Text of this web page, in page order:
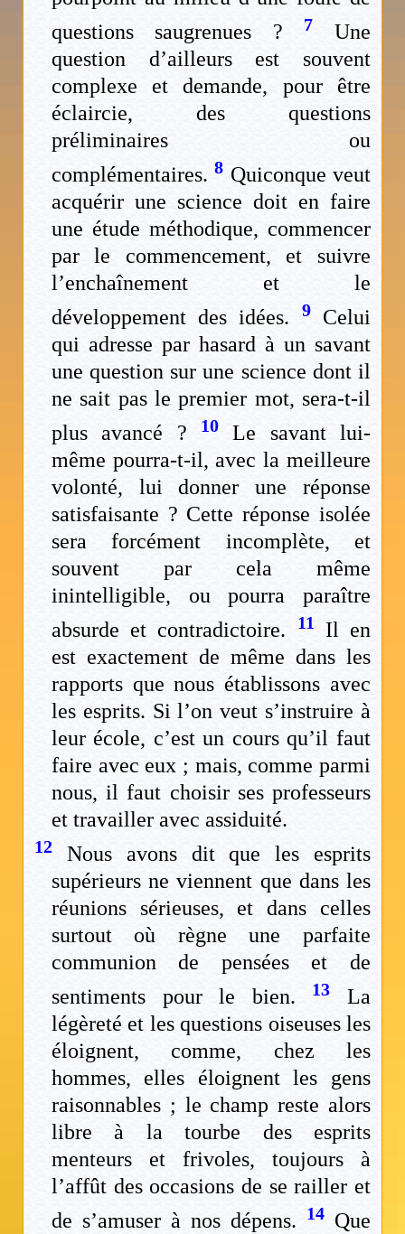
questions saugrenues ?
7
Une
question d’ailleurs est souvent
complexe et demande, pour être
éclaircie, des questions
préliminaires ou
complémentaires.8 Quiconque veut
acquérir une science doit en faire
une étude méthodique, commencer
par le commencement, et suivre
l’enchaînement et le
développement des idées.
9Celui
qui adresse par hasard à un savant
une question sur une science dont il
ne sait pas le premier mot, sera-t-il
plus avancé ?
10Le savant lui-
même pourra-t-il, avec la meilleure
volonté, lui donner une réponse
satisfaisante ? Cette réponse isolée
sera forcément incomplète, et
souvent par cela même
inintelligible, ou pourra paraître
absurde et contradictoire.
11
Il en
est exactement de même dans les
rapports que nous établissons avec
les esprits. Si l’on veut s’instruire à
leur école, c’est un cours qu’il faut
faire avec eux ; mais, comme parmi
nous, il faut choisir ses professeurs
et travailler avec assiduité.
12 Nous avons dit que les esprits
supérieurs ne viennent que dans les
réunions sérieuses, et dans celles
surtout où règne une parfaite
communion de pensées et de
sentiments pour le bien.
13
La
légèreté et les questions oiseuses les
éloignent, comme, chez les
hommes, elles éloignent les gens
raisonnables ; le champ reste alors
libre à la tourbe des esprits
menteurs et frivoles, toujours à
l’affût des occasions de se railler et
de s’amuser à nos dépens. 14Que